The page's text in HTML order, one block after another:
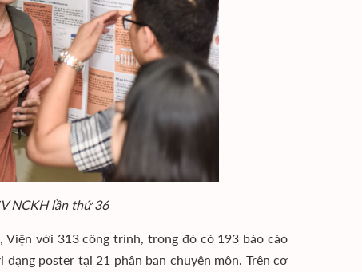
NCKH lần thứ 36
với 313 công trình, trong đó có 193 báo cáo
poster tại 21 phân ban chuyên môn. Trên cơ